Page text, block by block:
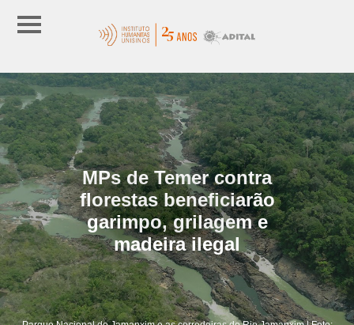
MPs de Temer contra
florestas beneficiarão
garimpo, grilagem e
madeira ilegal